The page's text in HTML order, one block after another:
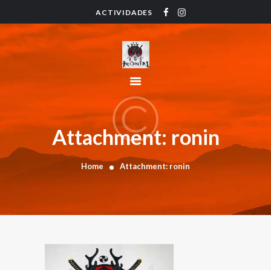
ACTIVIDADES
Attachment: ronin
Home Attachment: ronin
HOME
ACTIVIDADES
INSTRUCTORES
CONTACTO
BLOG